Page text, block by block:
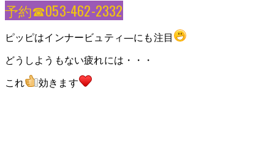
予約☎053-462-2332
ピッピはインナービュティ―にも注目
どうしようもない疲れには・・・
これ
効きます